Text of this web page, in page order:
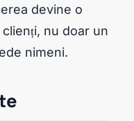
devine o
nu doar un
nimeni.